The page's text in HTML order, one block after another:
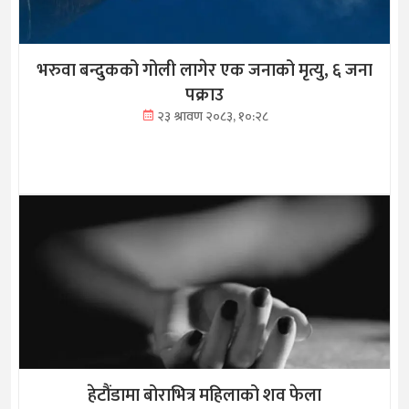
भरुवा बन्दुकको गोली लागेर एक जनाको मृत्यु, ६ जना
पक्राउ
२३ श्रावण २०८३, १०:२८
हेटौंडामा बोराभित्र महिलाको शव फेला